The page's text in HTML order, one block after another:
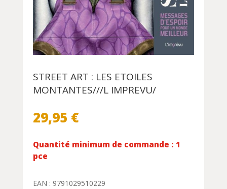
STREET ART : LES ETOILES
MONTANTES///L IMPREVU/
29,95 €
Quantité minimum de commande : 1
pce
EAN : 9791029510229